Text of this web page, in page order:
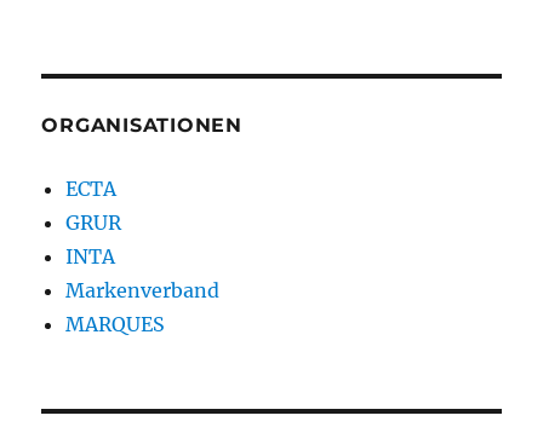
ORGANISATIONEN
ECTA
GRUR
INTA
Markenverband
MARQUES